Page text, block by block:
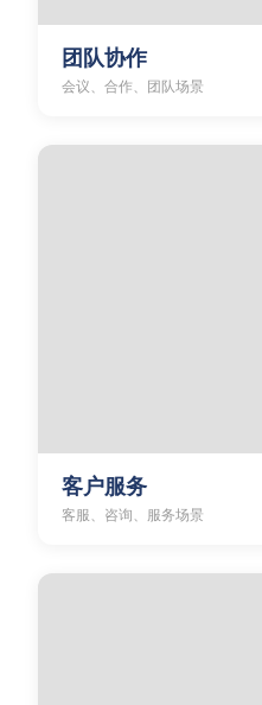
团队协作
会议、合作、团队场景
客户服务
客服、咨询、服务场景